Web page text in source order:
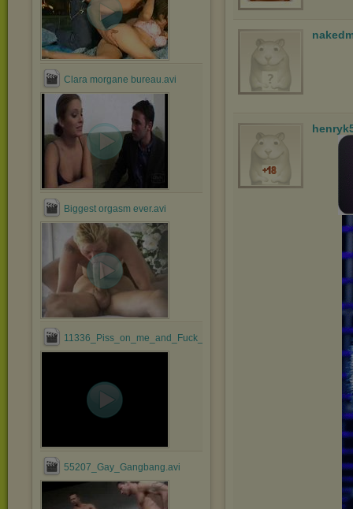
Clara morgane bureau.avi
Biggest orgasm ever.avi
11336_Piss_on_me_and_Fuck_me_Bare.avi
55207_Gay_Gangbang.avi